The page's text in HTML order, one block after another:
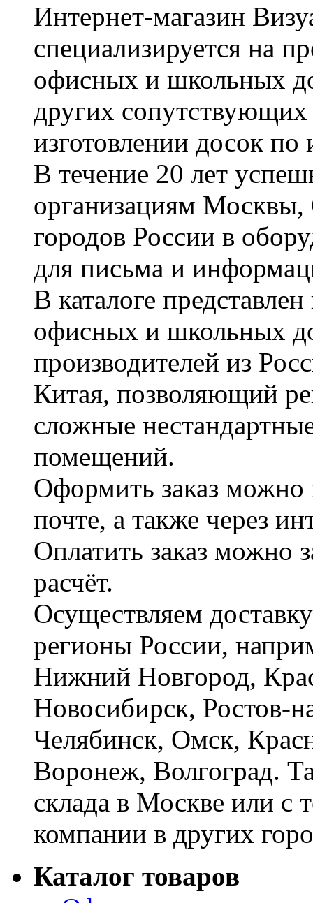
Интернет-магазин
специализируется на
офисных и школьных
других сопутствующих
изготовлении досок по
В течение 20 лет
организациям Москвы,
городов России в
для письма и
В каталоге
офисных и школьных
производителей из
Китая, позволяющий
сложные
помещений.
Оформить заказ можно
почте, а также через
Оплатить заказ можно
расчёт.
Осуществляем
регионы России,
Нижний Новгород,
Новосибирск, Ростов-
Челябинск, Омск,
Воронеж, Волгоград.
склада в Москве или с
компании в других
Каталог товаров